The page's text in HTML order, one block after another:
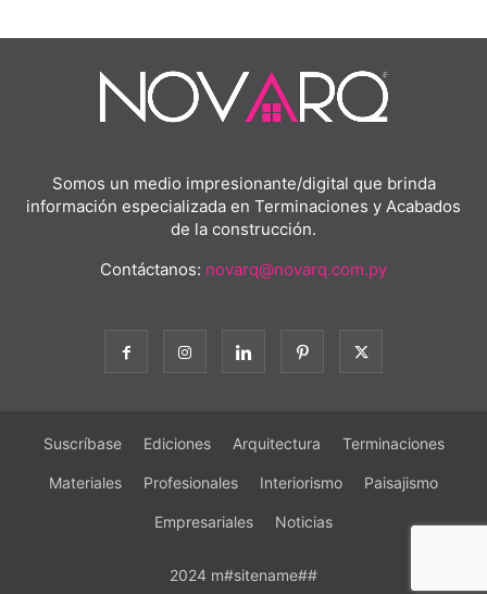
Somos un medio impresionante/digital que brinda
información especializada en Terminaciones y Acabados
de la construcción.
Contáctanos: novarq@novarq.com.py
Suscríbase Ediciones Arquitectura Terminaciones
Materiales Profesionales Interiorismo Paisajismo
Empresariales Noticias
2024 m#sitename##